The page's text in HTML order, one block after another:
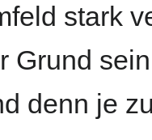
stark
Grund
denn je